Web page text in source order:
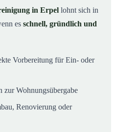
in Erpel lohnt sich in
es schnell, gründlich und
Vorbereitung für Ein- oder
zur Wohnungsübergabe
Renovierung oder